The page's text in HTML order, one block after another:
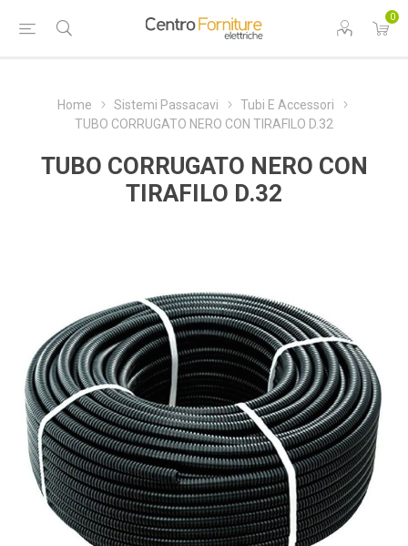
0
Home Sistemi Passacavi
Tubi E Accessori
TUBO CORRUGATO NERO CON TIRAFILO D.32
TUBO CORRUGATO NERO CON
TIRAFILO D.32